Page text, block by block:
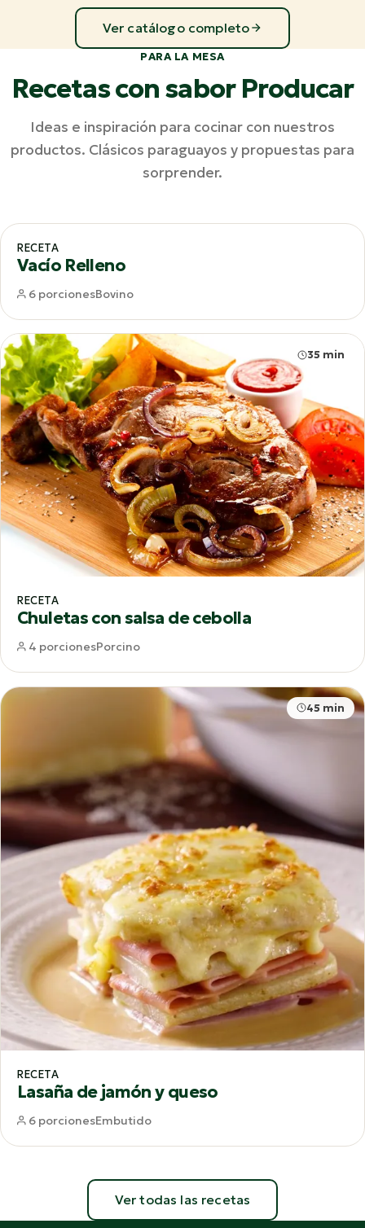
Ver catálogo completo
PARA LA MESA
Recetas con sabor Producar
Ideas e inspiración para cocinar con nuestros
productos. Clásicos paraguayos y propuestas para
sorprender.
RECETA
Vacío Relleno
6 porcionesBovino
35 min
RECETA
Chuletas con salsa de cebolla
4 porcionesPorcino
45 min
RECETA
Lasaña de jamón y queso
6 porcionesEmbutido
Ver todas las recetas